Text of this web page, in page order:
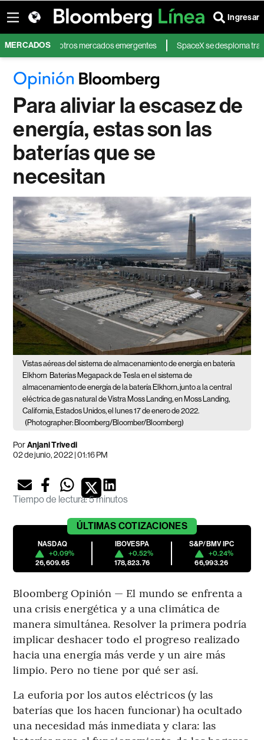
Ingresar
MERCADOS
Latina y otros mercados emergentes SpaceX se desploma tras unos
Para aliviar la escasez de
energía, estas son las
baterías que se
necesitan
Vistas aéreas del sistema de almacenamiento de energía en batería
Elkhorn Baterías Megapack de Tesla en el sistema de
almacenamiento de energía de la batería Elkhorn, junto a la central
eléctrica de gas natural de Vistra Moss Landing, en Moss Landing,
California, Estados Unidos, el lunes 17 de enero de 2022.
(Photographer: Bloomberg/Bloomber/Bloomberg)
PorAnjani Trivedi
02 de junio, 2022 | 01:16 PM
Tiempo de lectura:5 minutos
ÚLTIMAS COTIZACIONES
NASDAQ
+0.09%
26,609.65
IBOVESPA
+0.52%
178,823.76
S&P/BMV IPC
+0.24%
66,993.26
Bloomberg Opinión — El mundo se enfrenta a
una crisis energética y a una climática de
manera simultánea. Resolver la primera podría
implicar deshacer todo el progreso realizado
hacia una energía más verde y un aire más
limpio. Pero no tiene por qué ser así.
La euforia por los autos eléctricos (y las
baterías que los hacen funcionar) ha ocultado
una necesidad más inmediata y clara: las